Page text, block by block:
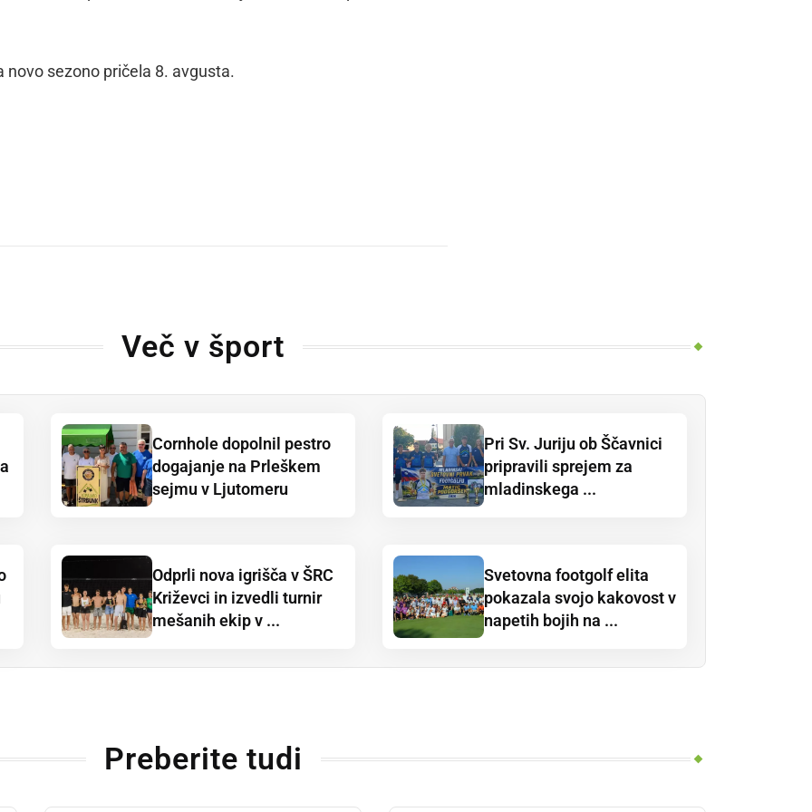
novo sezono pričela 8. avgusta.
Več v šport
Cornhole dopolnil pestro
dogajanje na Prleškem
sejmu v Ljutomeru
Pri Sv. Juriju ob Ščavnici
pripravili sprejem za
mladinskega ...
Odprli nova igrišča v ŠRC
Križevci in izvedli turnir
mešanih ekip v ...
Svetovna footgolf elita
pokazala svojo kakovost v
napetih bojih na ...
Preberite tudi